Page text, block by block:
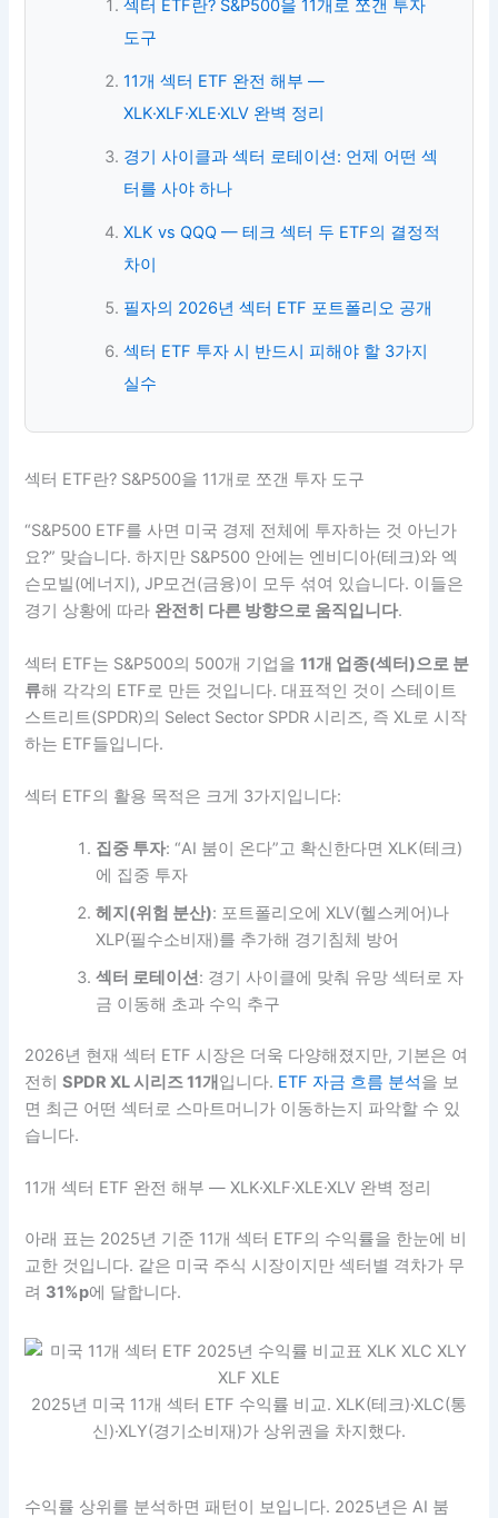
섹터 ETF란? S&P500을 11개로 쪼갠 투자
도구
11개 섹터 ETF 완전 해부 —
XLK·XLF·XLE·XLV 완벽 정리
경기 사이클과 섹터 로테이션: 언제 어떤 섹
터를 사야 하나
XLK vs QQQ — 테크 섹터 두 ETF의 결정적
차이
필자의 2026년 섹터 ETF 포트폴리오 공개
섹터 ETF 투자 시 반드시 피해야 할 3가지
실수
섹터 ETF란? S&P500을 11개로 쪼갠 투자 도구
“S&P500 ETF를 사면 미국 경제 전체에 투자하는 것 아닌가
요?” 맞습니다. 하지만 S&P500 안에는 엔비디아(테크)와 엑
슨모빌(에너지), JP모건(금융)이 모두 섞여 있습니다. 이들은
경기 상황에 따라 완전히 다른 방향으로 움직입니다.
섹터 ETF는 S&P500의 500개 기업을11개 업종(섹터)으로 분
류해 각각의 ETF로 만든 것입니다. 대표적인 것이 스테이트
스트리트(SPDR)의 Select Sector SPDR 시리즈, 즉 XL로 시작
하는 ETF들입니다.
섹터 ETF의 활용 목적은 크게 3가지입니다:
집중 투자: “AI 붐이 온다”고 확신한다면 XLK(테크)
에 집중 투자
헤지(위험 분산): 포트폴리오에 XLV(헬스케어)나
XLP(필수소비재)를 추가해 경기침체 방어
섹터 로테이션: 경기 사이클에 맞춰 유망 섹터로 자
금 이동해 초과 수익 추구
2026년 현재 섹터 ETF 시장은 더욱 다양해졌지만, 기본은 여
전히SPDR XL 시리즈 11개 입니다. ETF 자금 흐름 분석을 보
면 최근 어떤 섹터로 스마트머니가 이동하는지 파악할 수 있
습니다.
11개 섹터 ETF 완전 해부 — XLK·XLF·XLE·XLV 완벽 정리
아래 표는 2025년 기준 11개 섹터 ETF의 수익률을 한눈에 비
교한 것입니다. 같은 미국 주식 시장이지만 섹터별 격차가 무
려 31%p에 달합니다.
2025년 미국 11개 섹터 ETF 수익률 비교. XLK(테크)·XLC(통
신)·XLY(경기소비재)가 상위권을 차지했다.
수익률 상위를 분석하면 패턴이 보입니다. 2025년은 AI 붐